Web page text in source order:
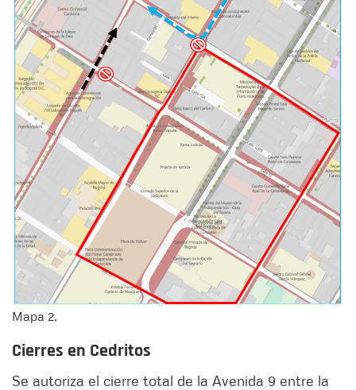
Mapa 2.
Cierres en Cedritos
Se autoriza el cierre total de la Avenida 9 entre la